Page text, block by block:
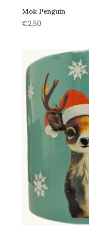
Mok Penguin
€2,50